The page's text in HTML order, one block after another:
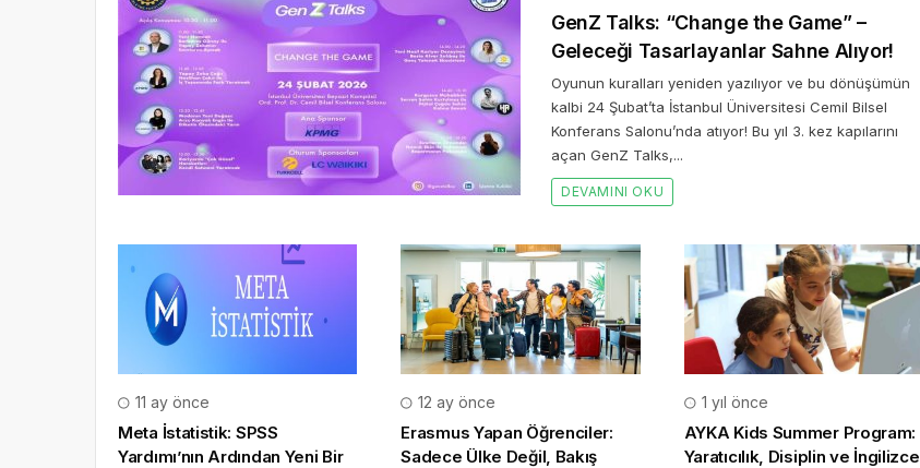
GenZ Talks: “Change the Game” –
Geleceği Tasarlayanlar Sahne Alıyor!
Oyunun kuralları yeniden yazılıyor ve bu dönüşümün
kalbi 24 Şubat’ta İstanbul Üniversitesi Cemil Bilsel
Konferans Salonu’nda atıyor! Bu yıl 3. kez kapılarını
açan GenZ Talks,...
DEVAMINI OKU
11 ay önce
Meta İstatistik: SPSS
Yardımı’nın Ardından Yeni Bir
12 ay önce
Erasmus Yapan Öğrenciler:
Sadece Ülke Değil, Bakış
1 yıl önce
AYKA Kids Summer Program:
Yaratıcılık, Disiplin ve İngilizce